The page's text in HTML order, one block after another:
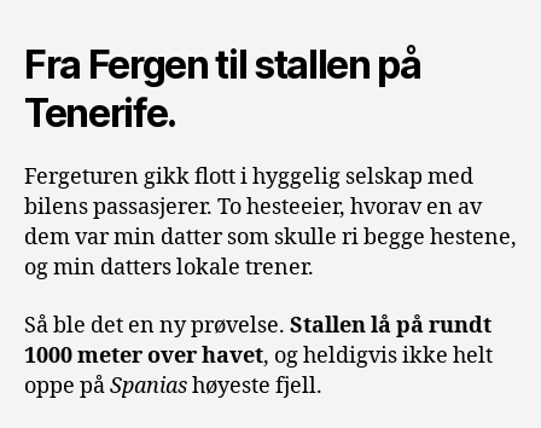
Fra Fergen til stallen på
Tenerife.
Fergeturen gikk flott i hyggelig selskap med
bilens passasjerer. To hesteeier, hvorav en av
dem var min datter som skulle ri begge hestene,
og min datters lokale trener.
Så ble det en ny prøvelse. Stallen lå på rundt
1000 meter over havet, og heldigvis ikke helt
oppe påSpaniashøyeste fjell.